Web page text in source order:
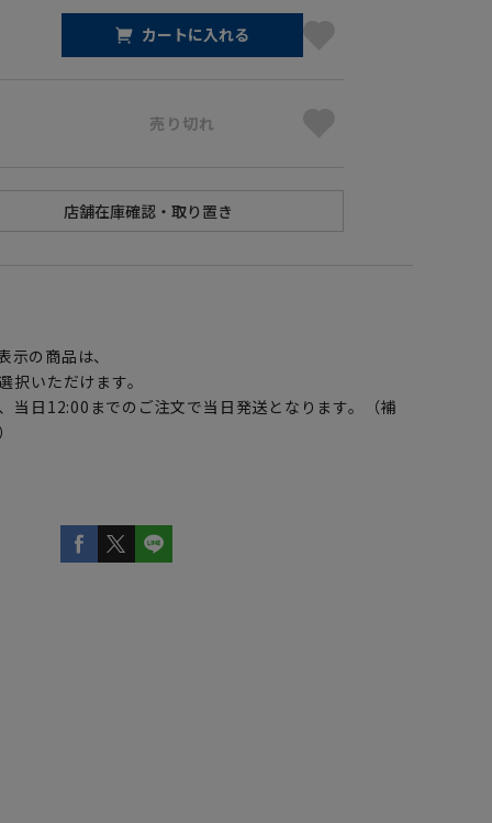
カートに入れる
売り切れ
示の商品は、
択いただけます。
当日12:00までのご注文で当日発送となります。（補